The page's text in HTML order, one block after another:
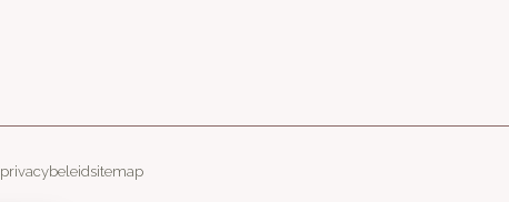
privacybeleidsitemap